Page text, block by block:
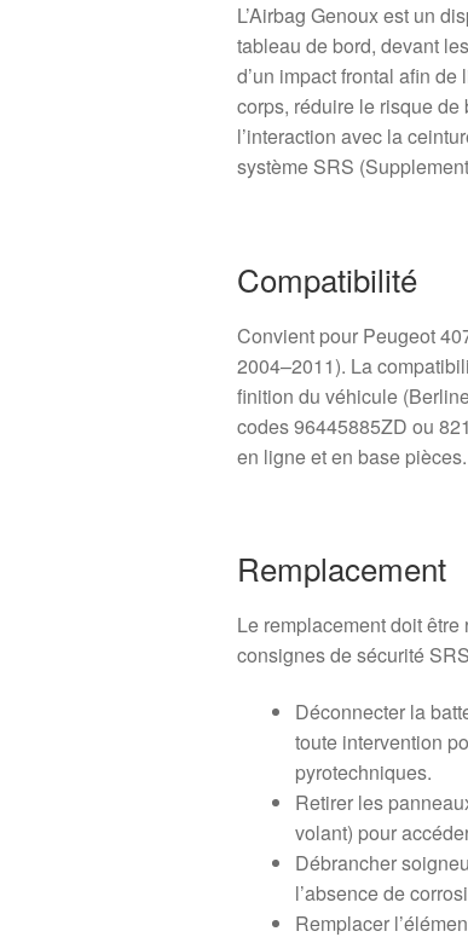
L’Airbag Genoux est un
tableau de bord, devant
d’un impact frontal afin
corps, réduire le risque
l’interaction avec la
système SRS
Compatibilité
Convient pour Peugeot
2004–2011). La
finition du véhicule
codes 96445885ZD ou
en ligne et en base pièces.
Remplacement
Le remplacement doit
consignes de sécurité
Déconnecter la
toute intervention
pyrotechniques.
Retirer les
volant) pour
Débrancher
l’absence de
Remplacer